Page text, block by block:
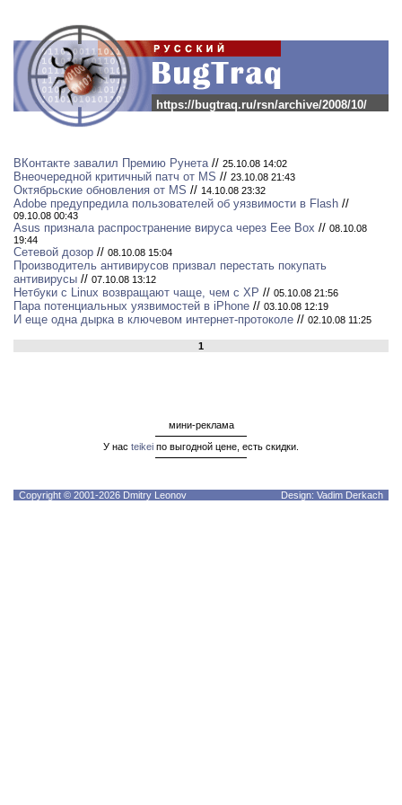
https://bugtraq.ru/rsn/archive/2008/10/
ВКонтакте завалил Премию Рунета// 25.10.08 14:02
Внеочередной критичный патч от MS // 23.10.08 21:43
Октябрьские обновления от MS // 14.10.08 23:32
Adobe предупредила пользователей об уязвимости в Flash //
09.10.08 00:43
Asus признала распространение вируса через Eee Box // 08.10.08
19:44
Сетевой дозор // 08.10.08 15:04
Производитель антивирусов призвал перестать покупать
антивирусы // 07.10.08 13:12
Нетбуки с Linux возвращают чаще, чем с XP // 05.10.08 21:56
Пара потенциальных уязвимостей в iPhone // 03.10.08 12:19
И еще одна дырка в ключевом интернет-протоколе // 02.10.08 11:25
1
мини-реклама
У нас teikei по выгодной цене, есть скидки.
Copyright © 2001-2026 Dmitry Leonov Design: Vadim Derkach